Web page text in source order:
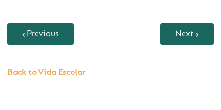
Previous Next
Back to Vida Escolar